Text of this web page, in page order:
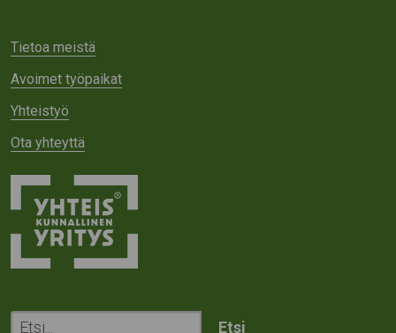
Tietoa meistä
Avoimet työpaikat
Yhteistyö
Ota yhteyttä
Etsi